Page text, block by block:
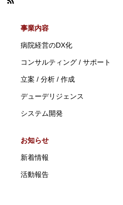
事業内容
病院経営のDX化
コンサルティング / サポート
立案 / 分析 / 作成
デューデリジェンス
システム開発
お知らせ
新着情報
活動報告